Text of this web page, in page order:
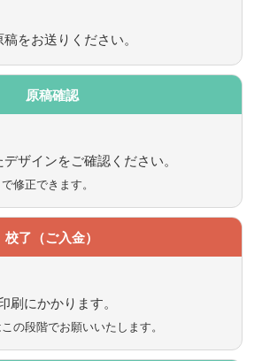
をお送りください。
原稿確認
ザインをご確認ください。
修正できます。
校了（ご入金）
刷にかかります。
の段階でお願いいたします。